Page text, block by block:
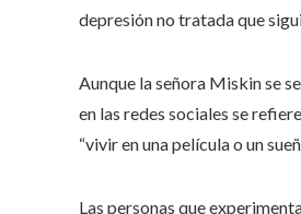
depresión no tratada que
Aunque la señora Miskin se
en las redes sociales se
“vivir en una película o un
Las personas que